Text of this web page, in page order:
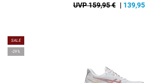
UVP 159,95 € | 139,95
SALE
-29%